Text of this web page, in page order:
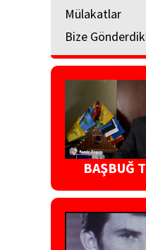
Mülakatlar
Bize
BAŞBUĞ